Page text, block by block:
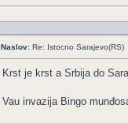
Naslov: Re: Istocno Sarajevo(RS)
Krst je krst a Srbija do
Vau invazija Bingo